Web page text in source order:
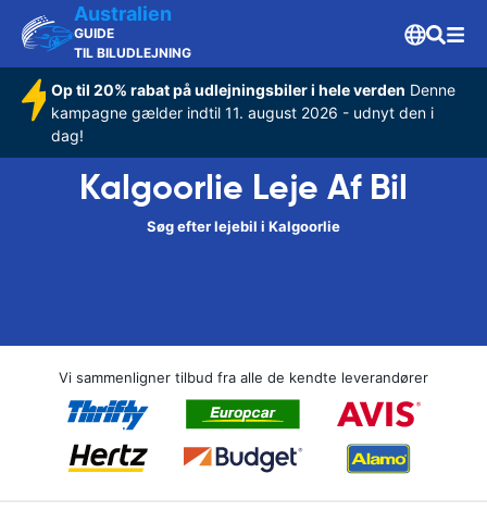
Australien
GUIDE
TIL BILUDLEJNING
Op til 20% rabat på udlejningsbiler i hele verden Denne
kampagne gælder indtil 11. august 2026 - udnyt den i
dag!
Kalgoorlie Leje Af Bil
Søg efter lejebil i Kalgoorlie
Vi sammenligner tilbud fra alle de kendte leverandører